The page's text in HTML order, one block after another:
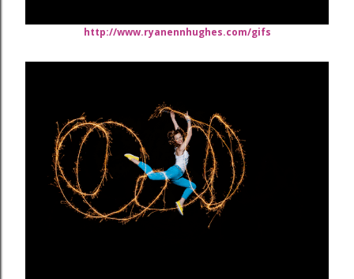
http://www.ryanennhughes.com/gifs